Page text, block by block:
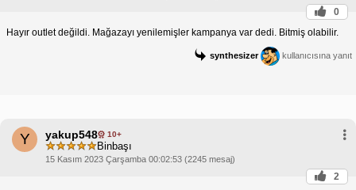
0
Hayır outlet değildi. Mağazayı yenilemişler kampanya var dedi. Bitmiş olabilir.
synthesizer kullanıcısına yanıt
Y yakup548 10+
Binbaşı
15 Kasım 2023 Çarşamba 00:02:53 (2245 mesaj)
2